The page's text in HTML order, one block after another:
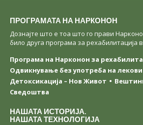
ПРОГРАМАТА НА НАРКОНОН
Дознајте што е тоа што го прави
било друга програма за рехабилитација
Програма на Нарконон за
Одвикнување без употреба на
Детоксикација – Нов Живот
Сведоштва
НАШАТА ИСТОРИЈА.
НАШАТА ТЕХНОЛОГИЈА